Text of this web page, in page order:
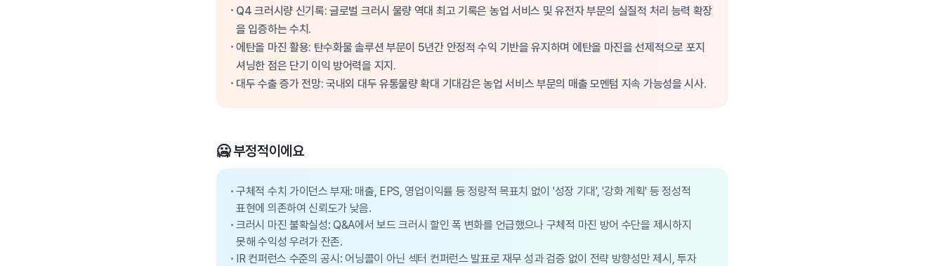
Q4 크러시량 신기록: 글로벌 크러시 물량 역대 최고 기록은 농업 서비스 및 유전자 부문의 실질적 처리 능력 확장
을 입증하는 수치.
에탄올 마진 활용: 탄수화물 솔루션 부문이 5년간 안정적 수익 기반을 유지하며 에탄올 마진을 선제적으로 포지
셔닝한 점은 단기 이익 방어력을 지지.
대두 수출 증가 전망: 국내외 대두 유통물량 확대 기대감은 농업 서비스 부문의 매출 모멘텀 지속 가능성을 시사.
🥶 부정적이에요
구체적 수치 가이던스 부재: 매출, EPS, 영업이익률 등 정량적 목표치 없이 '성장 기대', '강화 계획' 등 정성적
표현에 의존하여 신뢰도가 낮음.
크러시 마진 불확실성: Q&A에서 보드 크러시 할인 폭 변화를 언급했으나 구체적 마진 방어 수단을 제시하지
못해 수익성 우려가 잔존.
IR 컨퍼런스 수준의 공시: 어닝콜이 아닌 섹터 컨퍼런스 발표로 재무 성과 검증 없이 전략 방향성만 제시, 투자